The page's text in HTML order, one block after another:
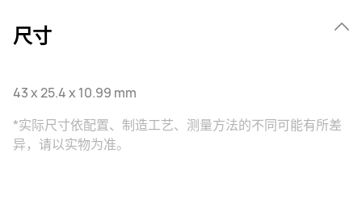
尺寸
43 x 25.4 x 10.99 mm
*实际尺寸依配置、制造工艺、测量方法的不同可能有所差
异，请以实物为准。